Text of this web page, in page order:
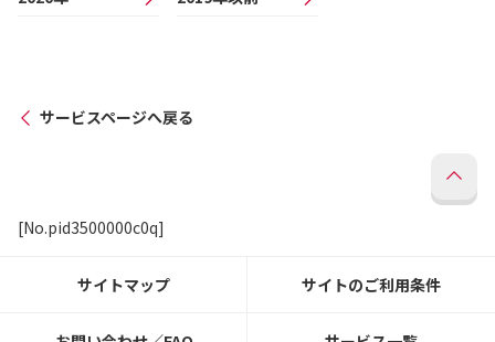
サービスページへ戻る
[No.pid3500000c0q]
サイトマップ サイトのご利用条件